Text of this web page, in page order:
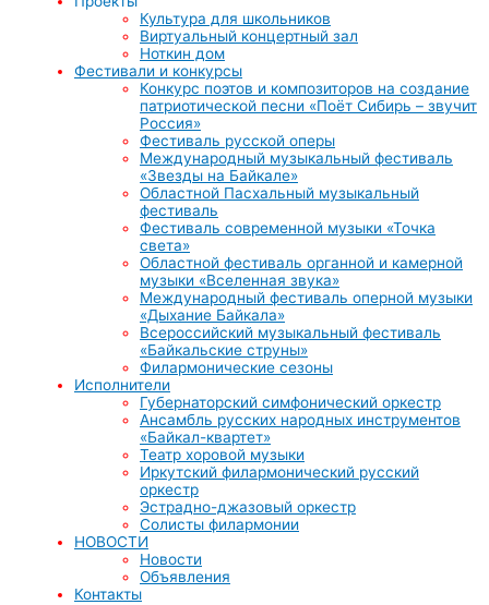
Культура для школьников
Виртуальный концертный зал
Ноткин дом
Фестивали и конкурсы
Конкурс поэтов и композиторов на создание
патриотической песни «Поёт Сибирь – звучит
Россия»
Фестиваль русской оперы
Международный музыкальный фестиваль
«Звезды на Байкале»
Областной Пасхальный музыкальный
фестиваль
Фестиваль современной музыки «Точка
света»
Областной фестиваль органной и камерной
музыки «Вселенная звука»
Международный фестиваль оперной музыки
«Дыхание Байкала»
Всероссийский музыкальный фестиваль
«Байкальские струны»
Филармонические сезоны
Исполнители
Губернаторский симфонический оркестр
Ансамбль русских народных инструментов
«Байкал-квартет»
Театр хоровой музыки
Иркутский филармонический русский
оркестр
Эстрадно-джазовый оркестр
Солисты филармонии
НОВОСТИ
Новости
Объявления
Контакты